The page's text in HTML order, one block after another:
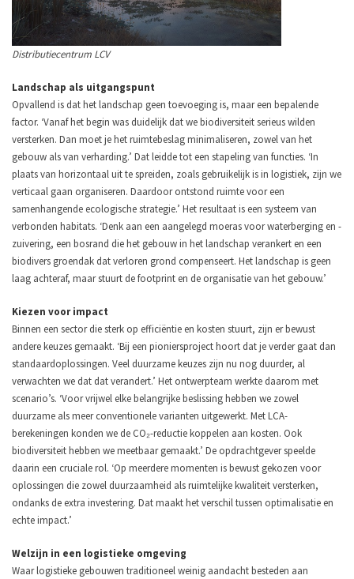
Distributiecentrum LCV
Landschap als uitgangspunt
Opvallend is dat het landschap geen toevoeging is, maar een bepalende
factor. ‘Vanaf het begin was duidelijk dat we biodiversiteit serieus wilden
versterken. Dan moet je het ruimtebeslag minimaliseren, zowel van het
gebouw als van verharding.’ Dat leidde tot een stapeling van functies. ‘In
plaats van horizontaal uit te spreiden, zoals gebruikelijk is in logistiek, zijn we
verticaal gaan organiseren. Daardoor ontstond ruimte voor een
samenhangende ecologische strategie.’ Het resultaat is een systeem van
verbonden habitats. ‘Denk aan een aangelegd moeras voor waterberging en -
zuivering, een bosrand die het gebouw in het landschap verankert en een
biodivers groendak dat verloren grond compenseert. Het landschap is geen
laag achteraf, maar stuurt de footprint en de organisatie van het gebouw.’
Kiezen voor impact
Binnen een sector die sterk op efficiëntie en kosten stuurt, zijn er bewust
andere keuzes gemaakt. ‘Bij een pioniersproject hoort dat je verder gaat dan
standaardoplossingen. Veel duurzame keuzes zijn nu nog duurder, al
verwachten we dat dat verandert.’ Het ontwerpteam werkte daarom met
scenario’s. ‘Voor vrijwel elke belangrijke beslissing hebben we zowel
duurzame als meer conventionele varianten uitgewerkt. Met LCA-
berekeningen konden we de CO₂-reductie koppelen aan kosten. Ook
biodiversiteit hebben we meetbaar gemaakt.’ De opdrachtgever speelde
daarin een cruciale rol. ‘Op meerdere momenten is bewust gekozen voor
oplossingen die zowel duurzaamheid als ruimtelijke kwaliteit versterken,
ondanks de extra investering. Dat maakt het verschil tussen optimalisatie en
echte impact.’
Welzijn in een logistieke omgeving
Waar logistieke gebouwen traditioneel weinig aandacht besteden aan